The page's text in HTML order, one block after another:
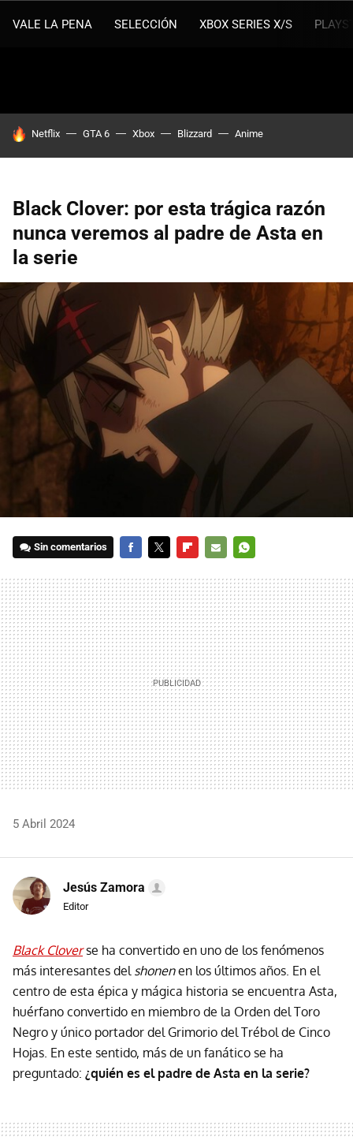
VALE LA PENA SELECCIÓN XBOX SERIES X/S
HOY SE HABLA DE
Netflix GTA 6 Xbox Blizzard Anime
Black Clover: por esta trágica razón
nunca veremos al padre de Asta en
la serie
Sin comentarios
MAIL
5 Abril 2024
Jesús Zamora
Editor
Black Cloverse ha convertido en uno de los fenómenos
más interesantes del shonenen los últimos años. En el
centro de esta épica y mágica historia se encuentra Asta,
huérfano convertido en miembro de la Orden del Toro
Negro y único portador del Grimorio del Trébol de Cinco
Hojas. En este sentido, más de un fanático se ha
preguntado: ¿quién es el padre de Asta en la serie?